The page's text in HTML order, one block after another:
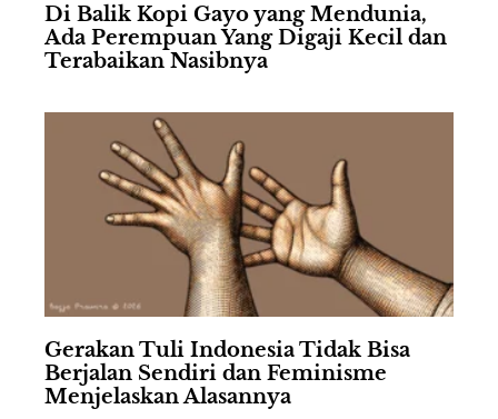
Di Balik Kopi Gayo yang Mendunia,
Ada Perempuan Yang Digaji Kecil dan
Terabaikan Nasibnya
Gerakan Tuli Indonesia Tidak Bisa
Berjalan Sendiri dan Feminisme
Menjelaskan Alasannya